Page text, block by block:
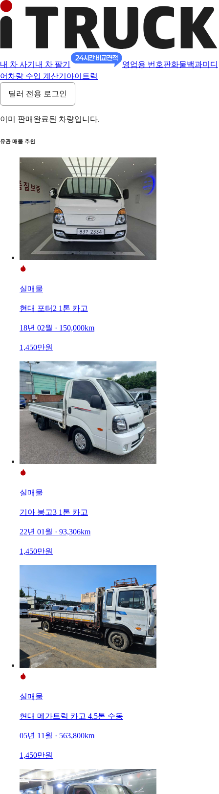
내 차 사기 내 차 팔기 영업용 번호판화물백과미디
어 차량 수입 계산기 아이트럭
딜러 전용 로그인
이미 판매완료된 차량입니다.
유관 매물 추천
실매물
현대 포터2 1톤 카고
18년 02월 · 150,000km
1,450만원
실매물
기아 봉고3 1톤 카고
22년 01월 · 93,306km
1,450만원
실매물
현대 메가트럭 카고 4.5톤 수동
05년 11월 · 563,800km
1,450만원